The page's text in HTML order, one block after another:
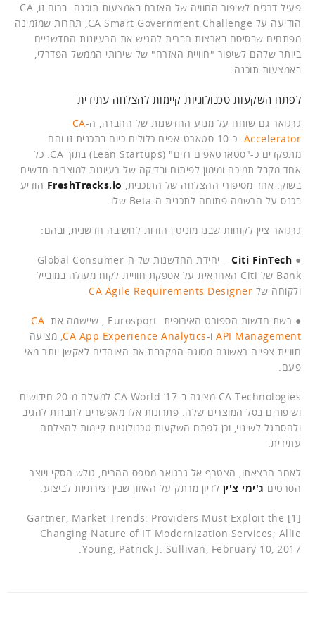
פעיל דרכים לשיפור החוויה של האזרח באמצעות תוכנה. ברוח זו, CA
הודיעה על CA Smart Government Challenge, תחרות שמזמינה
מפתחים שבסיסם בארצות הברית להגיש את הרעיונות החדשניים
ביותר שלהם לשיפור "חוויית האזרח" של שירותי הממשל הפדרלי,
באמצעות תוכנה.
לפתח השקעות טכנולוגיות קיימות להצלחה עתידית
גרגואר גם שוחח על מנוע החדשנות של החברה, ה-CA
Accelerator
. כ-10 סטארט-אפים כלולים כיום בתכנית זו והם
מתפקדים כ-"סטארטאפים רזים" (Lean Startups) בתוך CA. כל
אחד מקבל תמיכה ומימון לפיתוח ובדיקה של רעיונות למוצרים חדשים
בשוק. אחד מסיפורי ההצלחה של התוכנית, FreshTracks.io הודיע
בכנס על הרשמה פתוחה לתכנית ה-Beta שלו.
גרגואר ציין לקוחות שבנו מוניטין הודות לחשיבה חדשנית, ובהם:
●
Citi FinTech
– יחידת החדשנות של ה-Global Consumer
Bank של Citi האחראית על אספקת חוויית לקוח מעולה במובייל
ולקוחה של CA Agile Requirements Designer
● רשת חדשות הספורט האירופית Eurosport , שיישמה את
CA
API Management ו-CA App Experience Analytics, מציעה
חוויית צפייה ראשונה מסוגה המקרבת את האוהדים לאקשן יותר מאי
פעם.
CA Technologies מציגה ב-CA World ’17 למעלה מ-20 חידושים
ושיפורים בסל המוצרים שלה. פתרונות אלו מאפשרים לחברות להגיב
ולהסתגל לשינוי, וכן לפתח השקעות טכנולוגיות קיימות להצלחה
עתידית.
לאחר הרצאתו, הצטרף אל גרגואר מטפס ההרים, גולש הסקי ויוצר
הסרטים ג'ימי צ'ין לדיון מרתק על האיזון שבין יצירתיות לביצוע.
[1] Gartner, Market Trends: Providers Must Exploit the
Changing Nature of IT Modernization Services; Allie
Young, Patrick J. Sullivan, February 10, 2017.